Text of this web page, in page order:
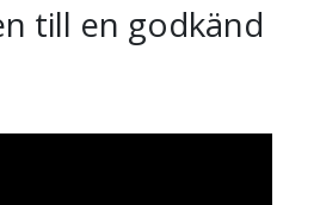
till en godkänd